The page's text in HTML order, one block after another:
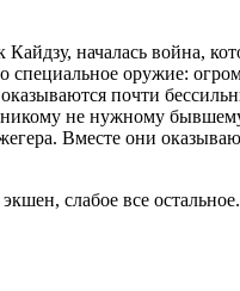
началась война,
специальное оружие:
почти
никому не нужному
Вместе они
слабое все остальное.